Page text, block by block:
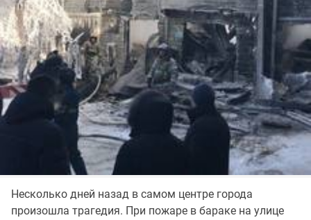
Несколько дней назад в самом центре города
произошла трагедия. При пожаре в бараке на улице